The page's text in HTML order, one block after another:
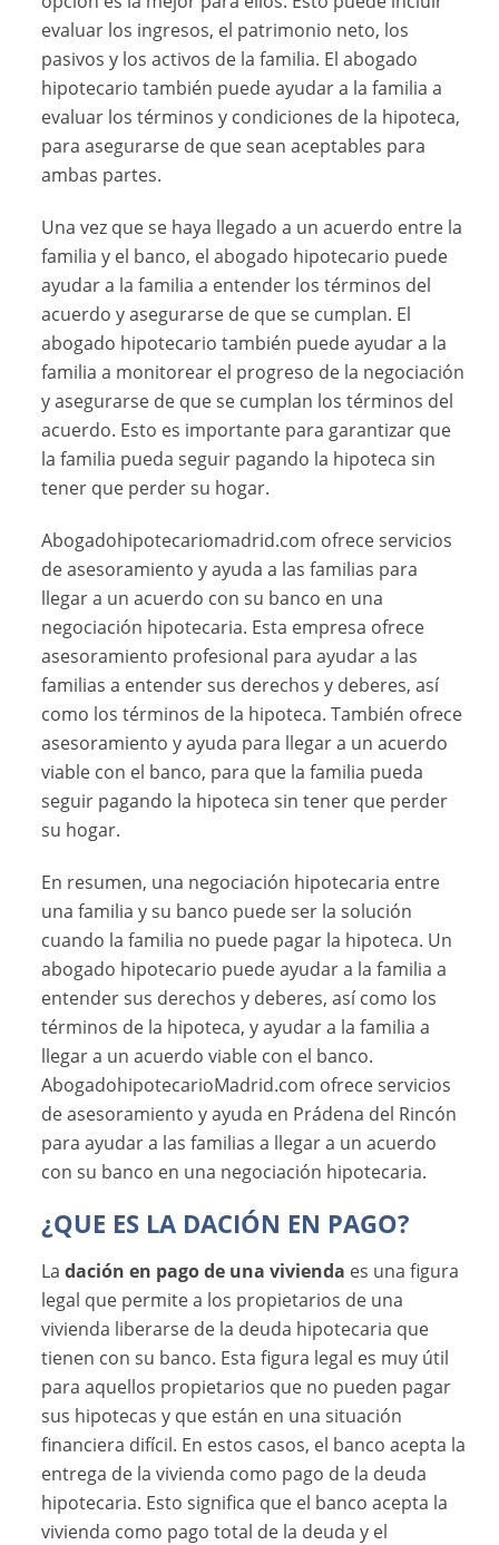
evaluar los ingresos, el patrimonio neto, los
pasivos y los activos de la familia. El abogado
hipotecario también puede ayudar a la familia a
evaluar los términos y condiciones de la hipoteca,
para asegurarse de que sean aceptables para
ambas partes.
Una vez que se haya llegado a un acuerdo entre la
familia y el banco, el abogado hipotecario puede
ayudar a la familia a entender los términos del
acuerdo y asegurarse de que se cumplan. El
abogado hipotecario también puede ayudar a la
familia a monitorear el progreso de la negociación
y asegurarse de que se cumplan los términos del
acuerdo. Esto es importante para garantizar que
la familia pueda seguir pagando la hipoteca sin
tener que perder su hogar.
Abogadohipotecariomadrid.com ofrece servicios
de asesoramiento y ayuda a las familias para
llegar a un acuerdo con su banco en una
negociación hipotecaria. Esta empresa ofrece
asesoramiento profesional para ayudar a las
familias a entender sus derechos y deberes, así
como los términos de la hipoteca. También ofrece
asesoramiento y ayuda para llegar a un acuerdo
viable con el banco, para que la familia pueda
seguir pagando la hipoteca sin tener que perder
su hogar.
En resumen, una negociación hipotecaria entre
una familia y su banco puede ser la solución
cuando la familia no puede pagar la hipoteca. Un
abogado hipotecario puede ayudar a la familia a
entender sus derechos y deberes, así como los
términos de la hipoteca, y ayudar a la familia a
llegar a un acuerdo viable con el banco.
AbogadohipotecarioMadrid.com ofrece servicios
de asesoramiento y ayuda en Prádena del Rincón
para ayudar a las familias a llegar a un acuerdo
con su banco en una negociación hipotecaria.
¿QUE ES LA DACIÓN EN PAGO?
Ladación en pago de una vivienda es una figura
legal que permite a los propietarios de una
vivienda liberarse de la deuda hipotecaria que
tienen con su banco. Esta figura legal es muy útil
para aquellos propietarios que no pueden pagar
sus hipotecas y que están en una situación
financiera difícil. En estos casos, el banco acepta la
entrega de la vivienda como pago de la deuda
hipotecaria. Esto significa que el banco acepta la
vivienda como pago total de la deuda y el